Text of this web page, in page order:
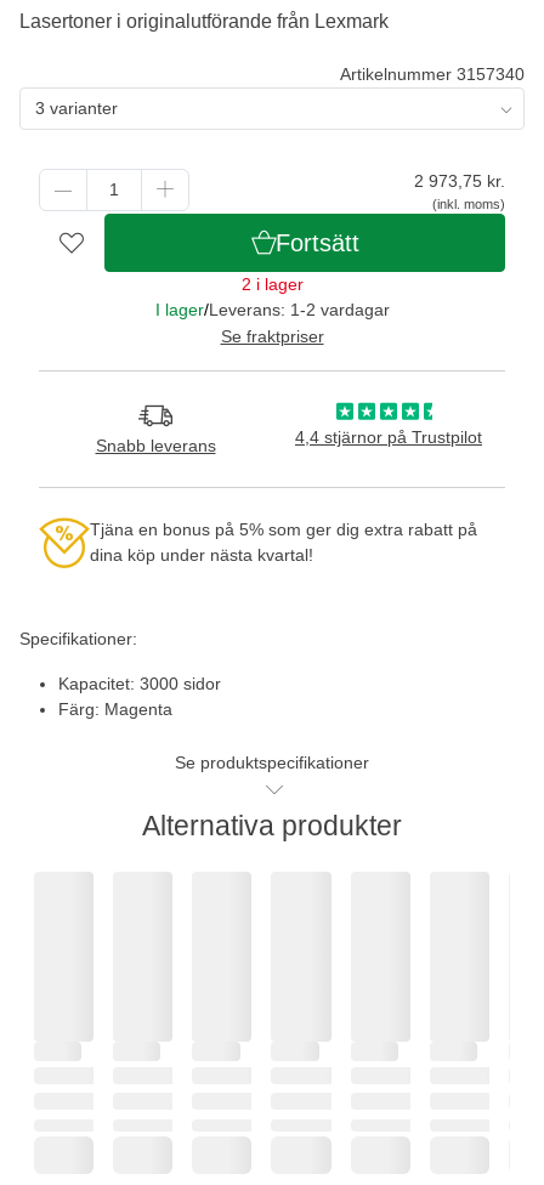
Specifikationer:
Kapacitet: 3000 sidor
Färg: Magenta
Se produktspecifikationer
Artikelnummer 3157340
3 varianter
2 973,75 kr.
(inkl. moms)
Fortsätt
2 i lager
I lager/Leverans: 1-2 vardagar
Se fraktpriser
Snabb leverans 4,4 stjärnor på Trustpilot
Tjäna en bonus på 5% som ger dig extra rabatt på
dina köp under nästa kvartal!
Lasertoner i originalutförande från Lexmark
Alternativa produkter